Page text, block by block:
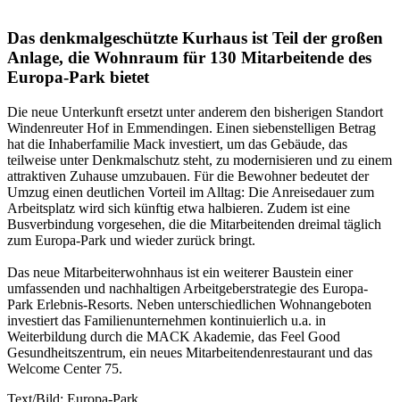
Das denkmalgeschützte Kurhaus ist Teil der großen
Anlage, die Wohnraum für 130 Mitarbeitende des
Europa-Park bietet
Die neue Unterkunft ersetzt unter anderem den bisherigen Standort
Windenreuter Hof in Emmendingen. Einen siebenstelligen Betrag
hat die Inhaberfamilie Mack investiert, um das Gebäude, das
teilweise unter Denkmalschutz steht, zu modernisieren und zu einem
attraktiven Zuhause umzubauen. Für die Bewohner bedeutet der
Umzug einen deutlichen Vorteil im Alltag: Die Anreisedauer zum
Arbeitsplatz wird sich künftig etwa halbieren. Zudem ist eine
Busverbindung vorgesehen, die die Mitarbeitenden dreimal täglich
zum Europa-Park und wieder zurück bringt.
Das neue Mitarbeiterwohnhaus ist ein weiterer Baustein einer
umfassenden und nachhaltigen Arbeitgeberstrategie des Europa-
Park Erlebnis-Resorts. Neben unterschiedlichen Wohnangeboten
investiert das Familienunternehmen kontinuierlich u.a. in
Weiterbildung durch die MACK Akademie, das Feel Good
Gesundheitszentrum, ein neues Mitarbeitendenrestaurant und das
Welcome Center 75.
Text/Bild: Europa-Park